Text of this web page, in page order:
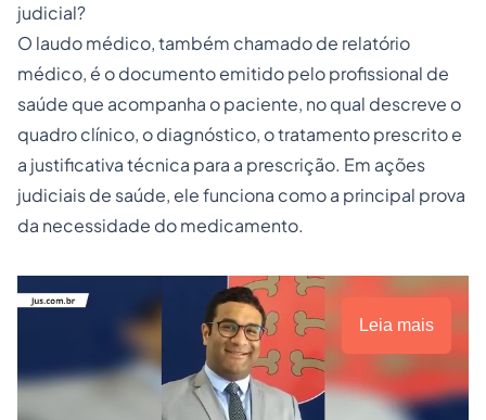
judicial?
O laudo médico, também chamado de relatório
médico, é o documento emitido pelo profissional de
saúde que acompanha o paciente, no qual descreve o
quadro clínico, o diagnóstico, o tratamento prescrito e
a justificativa técnica para a prescrição. Em ações
judiciais de saúde, ele funciona como a principal prova
da necessidade do medicamento.
Leia mais